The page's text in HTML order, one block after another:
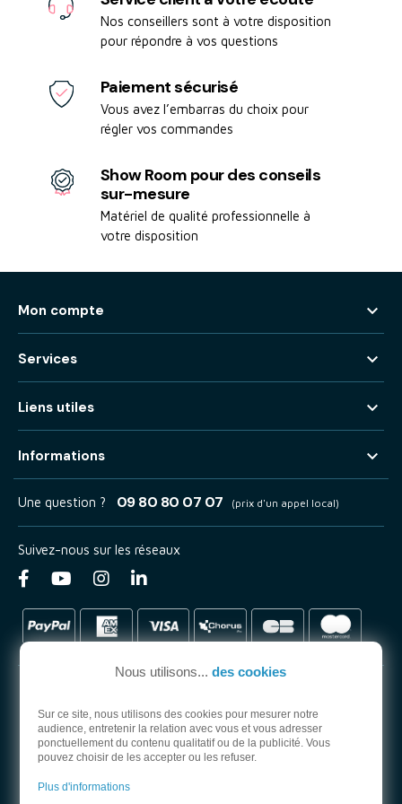
Nos conseillers sont à votre disposition
pour répondre à vos questions
Paiement sécurisé
Vous avez l’embarras du choix pour
régler vos commandes
Show Room pour des conseils
sur-mesure
Matériel de qualité professionnelle à
votre disposition
Mon compte 
Services 
Liens utiles 
Informations 
Nous utilisons... des cookies
Sur ce site, nous utilisons des cookies pour mesurer notre
audience, entretenir la relation avec vous et vous adresser
ponctuellement du contenu qualitatif ou de la publicité. Vous
pouvez choisir de les accepter ou les refuser.
Plus d'informations
Une question ? 09 80 80 07 07 (prix d'un appel local)
Suivez-nous sur les réseaux
PARTENAIRE OFFICIEL